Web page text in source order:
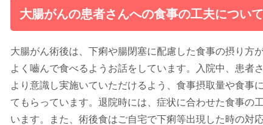
大腸がんの患者さんへの食事の工夫について
大腸がん術後は、下痢や腸閉塞に配慮した食事の摂り方
よく嚙んで食べるようお話をしています。入院中、患者
より意識し実施いていただけるよう、食事摂取量や食事
てもらっています。退院時には、症状に合わせた食事の
います。また、術後食はご自宅で下痢等出現した時の対